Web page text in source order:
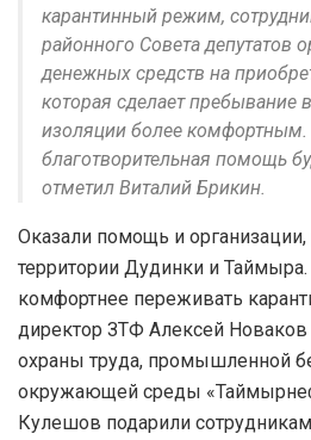
карантинный режим,
районного Совета депутатов
денежных средств на
которая сделает пребывание
изоляции более комфортным.
благотворительная помощь
отметил Виталий Брикин.
Оказали помощь и
территории Дудинки и
комфортнее переживать
директор ЗТФ Алексей Новаков
охраны труда, промышленной
окружающей среды
Кулешов подарили